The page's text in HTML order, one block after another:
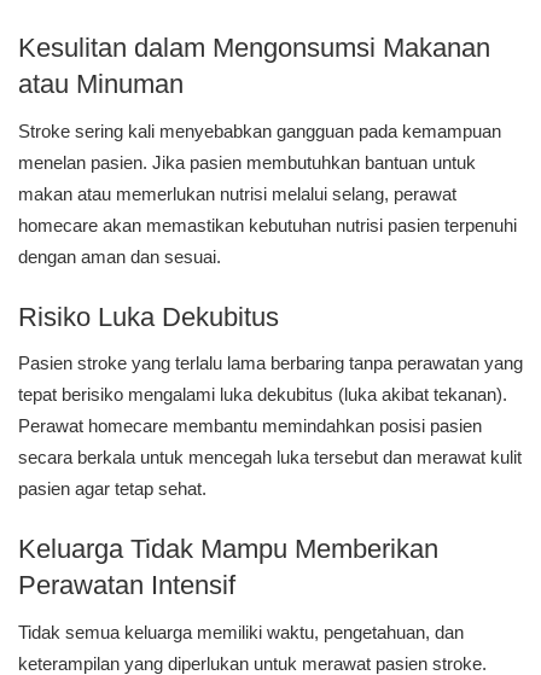
Kesulitan dalam Mengonsumsi Makanan
atau Minuman
Stroke sering kali menyebabkan gangguan pada kemampuan
menelan pasien. Jika pasien membutuhkan bantuan untuk
makan atau memerlukan nutrisi melalui selang, perawat
homecare akan memastikan kebutuhan nutrisi pasien terpenuhi
dengan aman dan sesuai.
Risiko Luka Dekubitus
Pasien stroke yang terlalu lama berbaring tanpa perawatan yang
tepat berisiko mengalami luka dekubitus (luka akibat tekanan).
Perawat homecare membantu memindahkan posisi pasien
secara berkala untuk mencegah luka tersebut dan merawat kulit
pasien agar tetap sehat.
Keluarga Tidak Mampu Memberikan
Perawatan Intensif
Tidak semua keluarga memiliki waktu, pengetahuan, dan
keterampilan yang diperlukan untuk merawat pasien stroke.